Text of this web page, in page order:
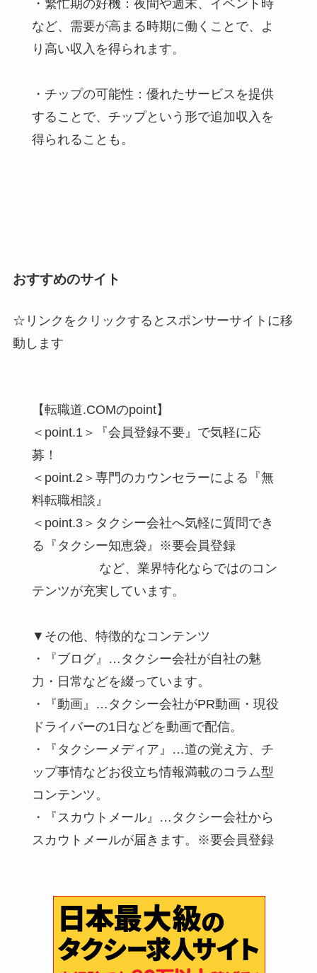
・繁忙期の好機：夜間や週末、イベント時
など、需要が高まる時期に働くことで、よ
り高い収入を得られます。
・チップの可能性：優れたサービスを提供
することで、チップという形で追加収入を
得られることも。
おすすめのサイト
☆リンクをクリックするとスポンサーサイトに移
動します
【転職道.COMのpoint】
＜point.1＞『会員登録不要』で気軽に応
募！
＜point.2＞専門のカウンセラーによる『無
料転職相談』
＜point.3＞タクシー会社へ気軽に質問でき
る『タクシー知恵袋』※要会員登録
など、業界特化ならではのコン
テンツが充実しています。
▼その他、特徴的なコンテンツ
・『ブログ』…タクシー会社が自社の魅
力・日常などを綴っています。
・『動画』…タクシー会社がPR動画・現役
ドライバーの1日などを動画で配信。
・『タクシーメディア』…道の覚え方、チ
ップ事情などお役立ち情報満載のコラム型
コンテンツ。
・『スカウトメール』…タクシー会社から
スカウトメールが届きます。※要会員登録